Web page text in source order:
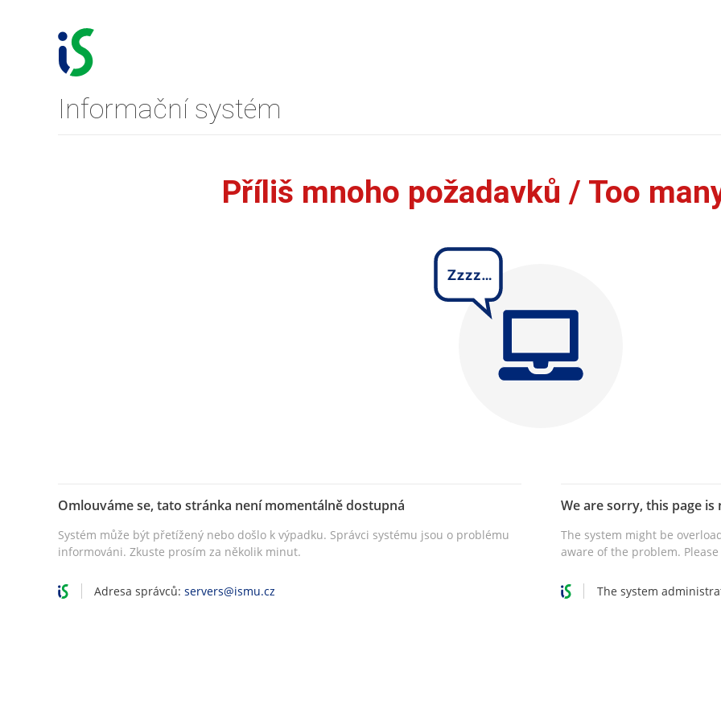
Informační systém
Příliš mnoho požadavků / Too
Omlouváme se, tato stránka není momentálně dostupná
Systém může být přetížený nebo došlo k výpadku. Správci systému jsou o problému
informováni. Zkuste prosím za několik minut.
We are sorry, this page
The system might be
aware of the problem.
Adresa správců:servers@ismu.cz The system